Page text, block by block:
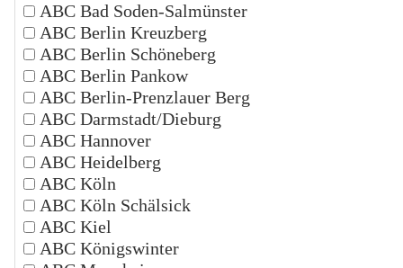
ABC Bad Soden-Salmünster
ABC Berlin Kreuzberg
ABC Berlin Schöneberg
ABC Berlin Pankow
ABC Berlin-Prenzlauer Berg
ABC Darmstadt/Dieburg
ABC Hannover
ABC Heidelberg
ABC Köln
ABC Köln Schälsick
ABC Kiel
ABC Königswinter